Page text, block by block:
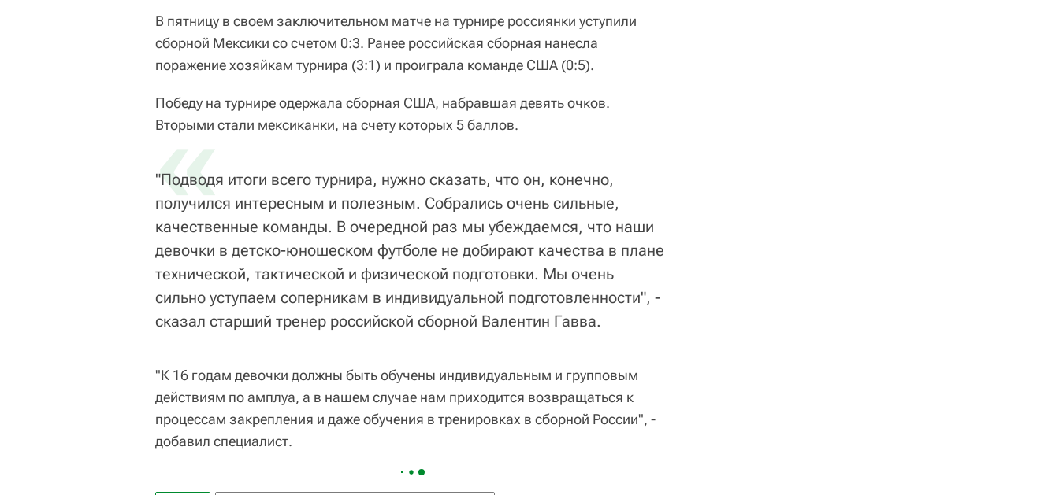
В пятницу в своем заключительном матче на турнире россиянки уступили
сборной Мексики со счетом 0:3. Ранее российская сборная нанесла
поражение хозяйкам турнира (3:1) и проиграла команде США (0:5).
Победу на турнире одержала сборная США, набравшая девять очков.
Вторыми стали мексиканки, на счету которых 5 баллов.
«
"Подводя итоги всего турнира, нужно сказать, что он, конечно,
получился интересным и полезным. Собрались очень сильные,
качественные команды. В очередной раз мы убеждаемся, что наши
девочки в детско-юношеском футболе не добирают качества в плане
технической, тактической и физической подготовки. Мы очень
сильно уступаем соперникам в индивидуальной подготовленности", -
сказал старший тренер российской сборной Валентин Гавва.
"К 16 годам девочки должны быть обучены индивидуальным и групповым
действиям по амплуа, а в нашем случае нам приходится возвращаться к
процессам закрепления и даже обучения в тренировках в сборной России", -
добавил специалист.